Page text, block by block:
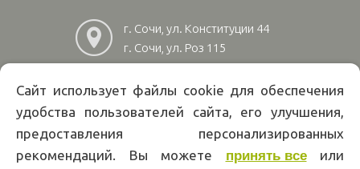
г. Сочи, ул. Конституции 44
г. Сочи, ул. Роз 115
г. Адлер, ул Авиационная
28/10
222 02 01
офертой. Указанные цены действуют только при оформлении заказа
Сайт использует файлы cookie для обеспечения
удобства пользователей сайта, его улучшения,
предоставления персонализированных
рекомендаций. Вы можете принять всеили